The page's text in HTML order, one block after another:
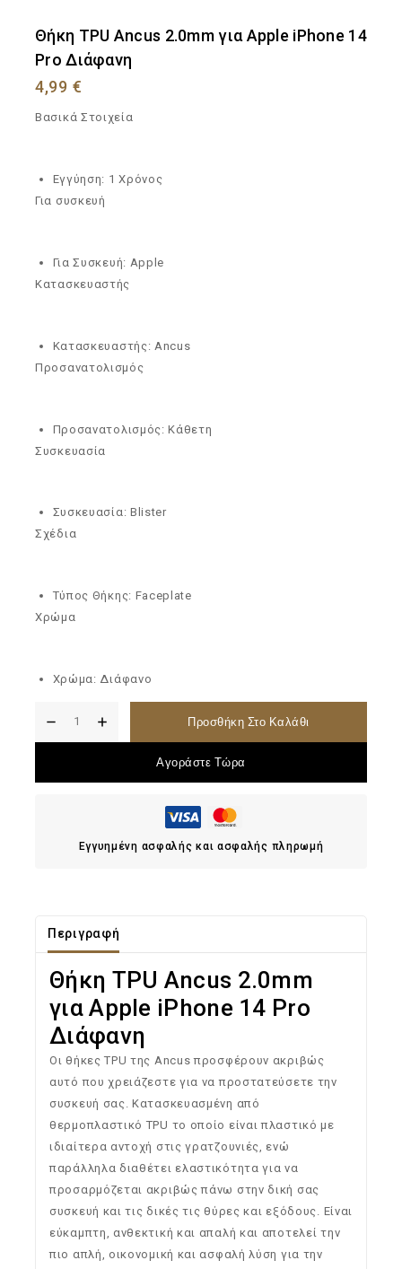
Θήκη TPU Ancus 2.0mm για Apple iPhone 14
Pro Διάφανη
4,99 €
Βασικά Στοιχεία
Εγγύηση: 1 Χρόνος
Για συσκευή
Για Συσκευή: Apple
Κατασκευαστής
Κατασκευαστής: Ancus
Προσανατολισμός
Προσανατολισμός: Κάθετη
Συσκευασία
Συσκευασία: Blister
Σχέδια
Τύπος Θήκης: Faceplate
Χρώμα
Χρώμα: Διάφανο
Προσθήκη Στο Καλάθι
Αγοράστε Τώρα
Εγγυημένη ασφαλής και ασφαλής πληρωμή
Περιγραφή
Θήκη TPU Ancus 2.0mm
για Apple iPhone 14 Pro
Διάφανη
Οι θήκες TPU της Ancus προσφέρουν ακριβώς
αυτό που χρειάζεστε για να προστατεύσετε την
συσκευή σας. Κατασκευασμένη από
θερμοπλαστικό TPU το οποίο είναι πλαστικό με
ιδιαίτερα αντοχή στις γρατζουνιές, ενώ
παράλληλα διαθέτει ελαστικότητα για να
προσαρμόζεται ακριβώς πάνω στην δική σας
συσκευή και τις δικές τις θύρες και εξόδους. Είναι
εύκαμπτη, ανθεκτική και απαλή και αποτελεί την
πιο απλή, οικονομική και ασφαλή λύση για την